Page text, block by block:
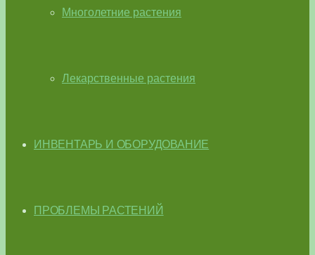
Многолетние растения
Лекарственные растения
ИНВЕНТАРЬ И ОБОРУДОВАНИЕ
ПРОБЛЕМЫ РАСТЕНИЙ